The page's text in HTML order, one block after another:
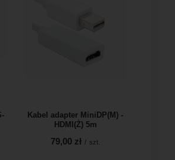
Kabel adapter MiniDP(M) -
HDMI(Ż) 5m
79,00 zł / szt.